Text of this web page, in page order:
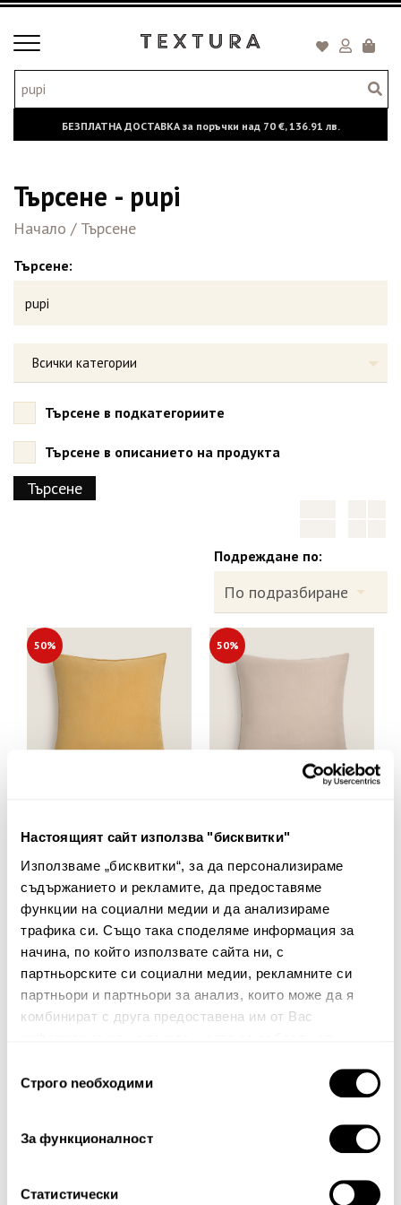
Настоящият сайт използва "бисквитки"
Използваме „бисквитки“, за да персонализираме
съдържанието и рекламите, да предоставяме
функции на социални медии и да анализираме
трафика си. Също така споделяме информация за
начина, по който използвате сайта ни, с
партньорските си социални медии, рекламните си
партньори и партньори за анализ, които може да я
комбинират с друга предоставена им от Вас
наСтрого nеобходими
За функционалност
Статистически
Toggle
БЕЗПЛАТНА ДОСТАВКА за поръчки над 70 €,136.91 лв.
Търсене - pupi
Начало / Търсене
Търсене:
Всички категории
Търсене в подкатегориите
Търсене в описанието на продукта
Подреждане по:
50%
Декоративна калъфка за
възглавница Pupi
29.00€ 56.72лв.
14.50€ 28.36лв.
50%
възглавница Pupi
29.00€ 56.72лв.
14.50€ 28.36лв.
Абонирайте се сега, за да сте в крак с
нашите новини и ексклузивни оферти.